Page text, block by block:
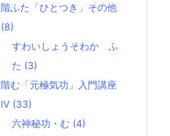
階ふた「ひとつき」その他
(8)
すわいしょうそわか ふ
た (3)
階む「元極気功」入門講座
Ⅳ (33)
六神秘功・む (4)